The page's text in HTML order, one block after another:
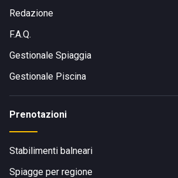
Redazione
F.A.Q.
Gestionale Spiaggia
Gestionale Piscina
Prenotazioni
Stabilimenti balneari
Spiagge per regione